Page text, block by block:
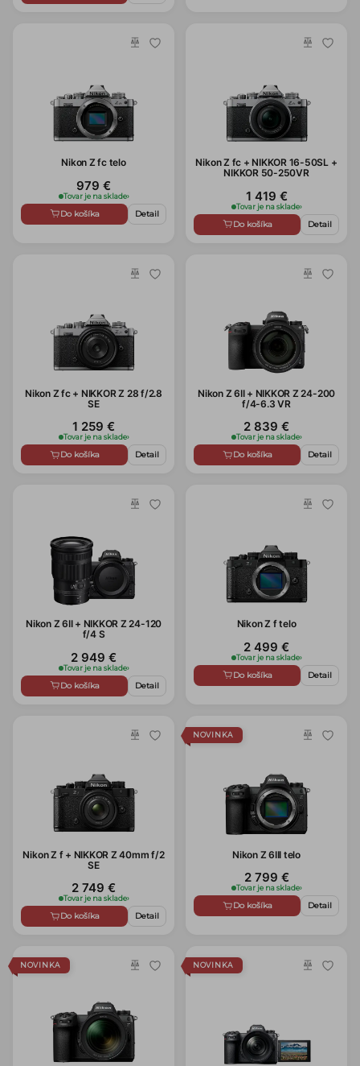
Nikon Z fc telo
979 €
Tovar je na sklade›
Do košíka Detail
Nikon Z fc + NIKKOR 16-50SL +
NIKKOR 50-250VR
1 419 €
Tovar je na sklade›
Do košíka Detail
Nikon Z fc + NIKKOR Z 28 f/2.8
SE
1 259 €
Tovar je na sklade›
Do košíka Detail
Nikon Z 6II + NIKKOR Z 24-200
f/4-6.3 VR
2 839 €
Tovar je na sklade›
Do košíka Detail
Nikon Z 6II + NIKKOR Z 24-120
f/4 S
2 949 €
Tovar je na sklade›
Do košíka Detail
Nikon Z f telo
2 499 €
Tovar je na sklade›
Do košíka Detail
Nikon Z f + NIKKOR Z 40mm f/2
SE
2 749 €
Tovar je na sklade›
Do košíka Detail
NOVINKA
Nikon Z 6III telo
2 799 €
Tovar je na sklade›
Do košíka Detail
NOVINKA NOVINKA